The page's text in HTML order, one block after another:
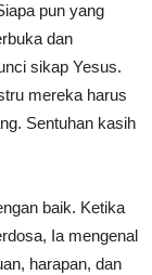
pun yang
dan
sikap Yesus.
mereka harus
Sentuhan kasih
baik. Ketika
Ia mengenal
harapan, dan